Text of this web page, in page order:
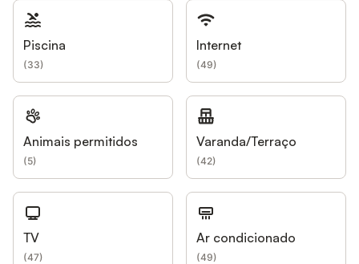
Piscina
(33)
Internet
(49)
Animais permitidos
(5)
Varanda/Terraço
(42)
TV
(47)
Ar condicionado
(49)